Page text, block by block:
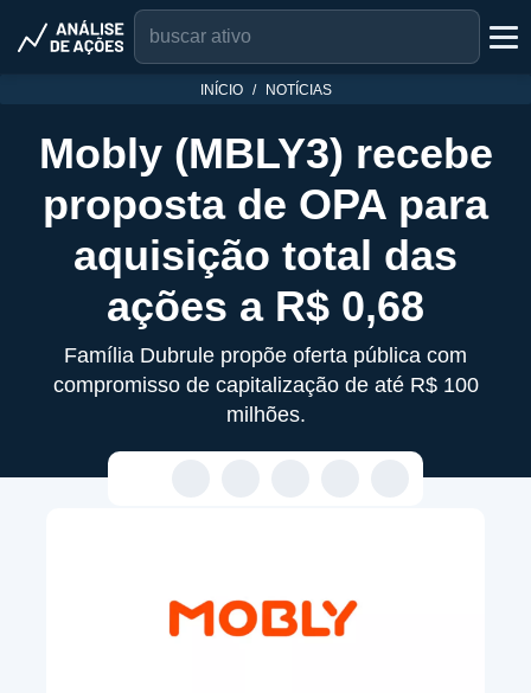
INÍCIO NOTÍCIAS
Mobly (MBLY3) recebe
proposta de OPA para
aquisição total das
ações a R$ 0,68
Família Dubrule propõe oferta pública com
compromisso de capitalização de até R$ 100
milhões.